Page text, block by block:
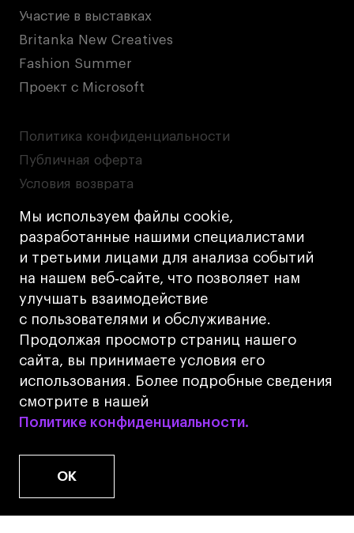
Мы используем файлы cookie,
разработанные нашими специалистами
и третьими лицами для анализа событий
на нашем веб‑сайте, что позволяет нам
улучшать взаимодействие
с пользователями и обслуживание.
Продолжая просмотр страниц нашего
сайта, вы принимаете условия его
использования. Более подробные сведения
смотрите в нашей
Политике конфиденциальности.
Политике конфиденциальности.
OK
Участие в выставках
Britanka New Creatives
Fashion Summer
Проект с Microsoft
© 2026 БВШД
Политика конфиденциальности
Публичная оферта
Условия возврата
Кредит на образование с господдержкой
Лицензия на осуществление образовательной
деятельности АНО ВО «Универсальный
Университет»
Карта сайта
Дизайн
Разработка
Cetera